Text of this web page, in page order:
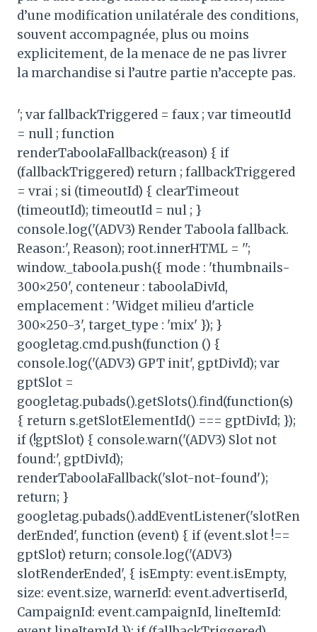
d’une modification unilatérale des conditions,
souvent accompagnée, plus ou moins
explicitement, de la menace de ne pas livrer
la marchandise si l’autre partie n’accepte pas.
'; var fallbackTriggered = faux ; var timeoutId
= null ; function
renderTaboolaFallback(reason) { if
(fallbackTriggered) return ; fallbackTriggered
= vrai ; si (timeoutId) { clearTimeout
(timeoutId); timeoutId = nul ; }
console.log('(ADV3) Render Taboola fallback.
Reason:', Reason); root.innerHTML = '';
window._taboola.push({ mode : 'thumbnails-
300×250', conteneur : taboolaDivId,
emplacement : 'Widget milieu d'article
300×250-3', target_type : 'mix' }); }
googletag.cmd.push(function () {
console.log('(ADV3) GPT init', gptDivId); var
gptSlot =
googletag.pubads().getSlots().find(function(s)
{ return s.getSlotElementId() === gptDivId; });
if (!gptSlot) { console.warn('(ADV3) Slot not
found:', gptDivId);
renderTaboolaFallback('slot-not-found');
return; }
googletag.pubads().addEventListener('slotRen
derEnded', function (event) { if (event.slot !==
gptSlot) return; console.log('(ADV3)
slotRenderEnded', { isEmpty: event.isEmpty,
size: event.size, warnerId: event.advertiserId,
CampaignId: event.campaignId, lineItemId: